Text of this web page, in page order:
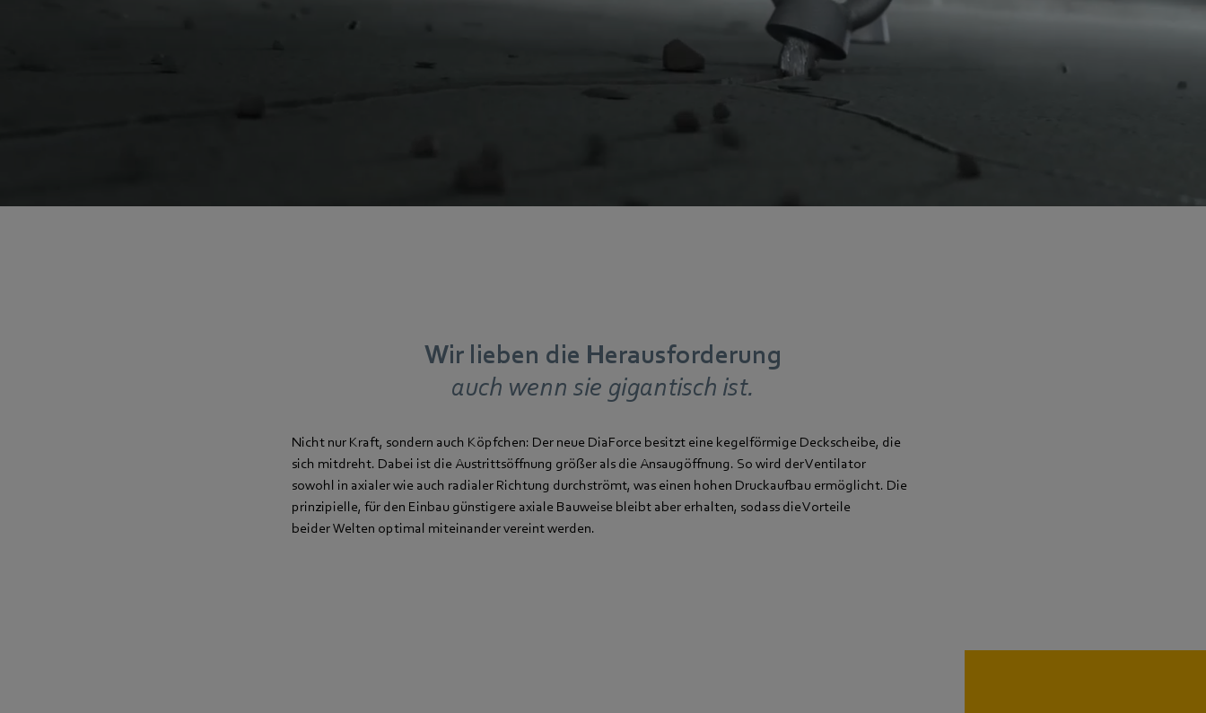
Wir lieben die Herausforderung
auch wenn sie gigantisch ist.
Nicht nur Kraft, sondern auch Köpfchen: Der neue DiaForce besitzt eine kegelförmige Deckscheibe, die
sich mitdreht. Dabei ist die Austrittsöffnung größer als die Ansaugöffnung. So wird der Ventilator
sowohl in axialer wie auch radialer Richtung durchströmt, was einen hohen Druckaufbau ermöglicht. Die
prinzipielle, für den Einbau günstigere axiale Bauweise bleibt aber erhalten, sodass die Vorteile
beider Welten optimal miteinander vereint werden.